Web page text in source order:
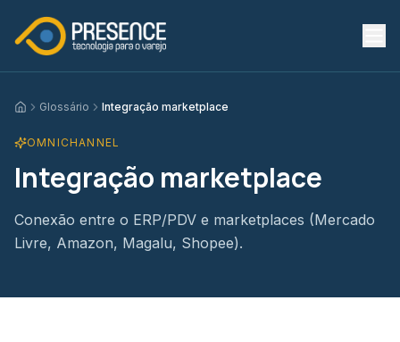
InícioGlossário Integração marketplace
OMNICHANNEL
Integração marketplace
Conexão entre o ERP/PDV e marketplaces (Mercado
Livre, Amazon, Magalu, Shopee).